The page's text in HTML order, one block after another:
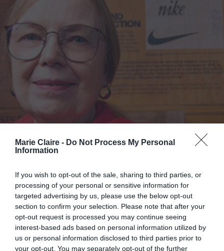
Marie Claire - Do Not Process My Personal
Information
If you wish to opt-out of the sale, sharing to third parties, or
processing of your personal or sensitive information for
targeted advertising by us, please use the below opt-out
section to confirm your selection. Please note that after your
opt-out request is processed you may continue seeing
interest-based ads based on personal information utilized by
us or personal information disclosed to third parties prior to
your opt-out. You may separately opt-out of the further
Carolyn Davidson: Η άγνωστη
γραφίστρια πίσω από το πιο
εμβληματικό αθλητικό σήμα